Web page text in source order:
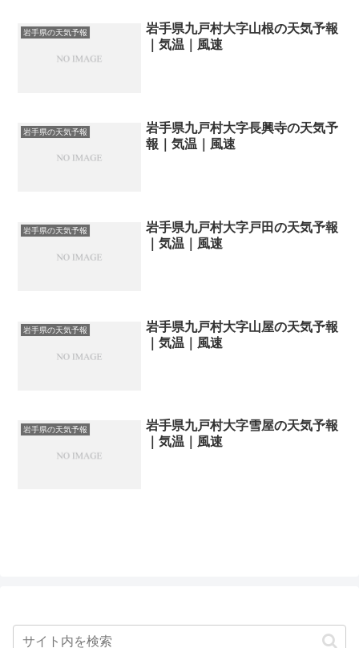
岩手県の天気予報
岩手県九戸村大字山根の天気予報
｜気温｜風速
岩手県の天気予報
岩手県九戸村大字長興寺の天気予
報｜気温｜風速
岩手県の天気予報
岩手県九戸村大字戸田の天気予報
｜気温｜風速
岩手県の天気予報
岩手県九戸村大字山屋の天気予報
｜気温｜風速
岩手県の天気予報
岩手県九戸村大字雪屋の天気予報
｜気温｜風速